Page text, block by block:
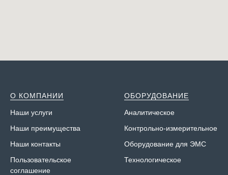
О КОМПАНИИ
Наши услуги
Наши преимущества
Наши контакты
Пользовательское
соглашение
ОБОРУДОВАНИЕ
Аналитическое
Контрольно-измерительное
Оборудование для ЭМС
Технологическое